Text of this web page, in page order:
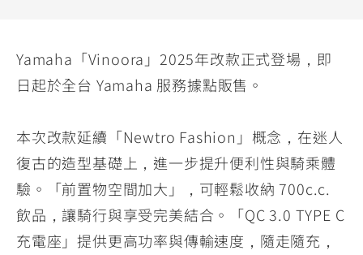
YZF-R7
550+
YZF-R3
YZF-R15
550+
MT-
Y-
AMT
550+
MT-
07
150
FZ-X
150
XMAX
251~549
NMAX
AUGUR
CYGNUS
125
FORCE
2.0
150
Vinoora
125
PW50
50
125
Yamaha「Vinoora」2025年改款正式登場，即
日起於全台 Yamaha 服務據點販售。
本次改款延續「Newtro Fashion」概念，在迷人
復古的造型基礎上，進一步提升便利性與騎乘體
驗。「前置物空間加大」，可輕鬆收納 700c.c.
飲品，讓騎行與享受完美結合。「QC 3.0 TYPE C
充電座」提供更高功率與傳輸速度，隨走隨充，